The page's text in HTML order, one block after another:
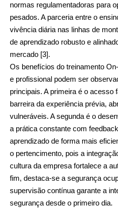
normas regulamentadoras para
pesados. A parceria entre o
vivência diária nas linhas de
de aprendizado robusto e
mercado [3].
Os benefícios do treinamento
e profissional podem ser
principais. A primeira é o acesso
barreira da experiência prévia,
vulneráveis. A segunda é o
a prática constante com
aprendizado de forma mais
o pertencimento, pois a
cultura da empresa fortalece a
fim, destaca-se a segurança
supervisão contínua garante a
segurança desde o primeiro dia.